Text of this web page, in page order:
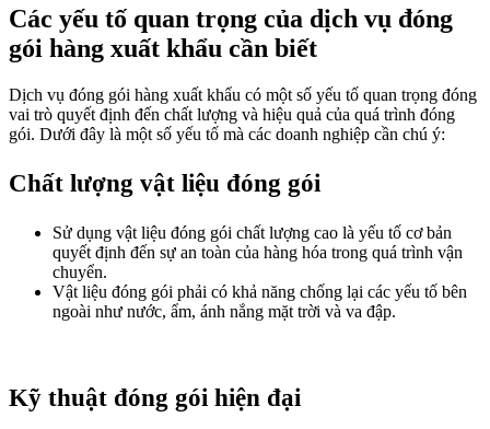
Các yếu tố quan trọng của dịch vụ đóng
gói hàng xuất khẩu cần biết
Dịch vụ đóng gói hàng xuất khẩu có một số yếu tố quan trọng đóng
vai trò quyết định đến chất lượng và hiệu quả của quá trình đóng
gói. Dưới đây là một số yếu tố mà các doanh nghiệp cần chú ý:
Chất lượng vật liệu đóng gói
Sử dụng vật liệu đóng gói chất lượng cao là yếu tố cơ bản
quyết định đến sự an toàn của hàng hóa trong quá trình vận
chuyển.
Vật liệu đóng gói phải có khả năng chống lại các yếu tố bên
ngoài như nước, ẩm, ánh nắng mặt trời và va đập.
Kỹ thuật đóng gói hiện đại